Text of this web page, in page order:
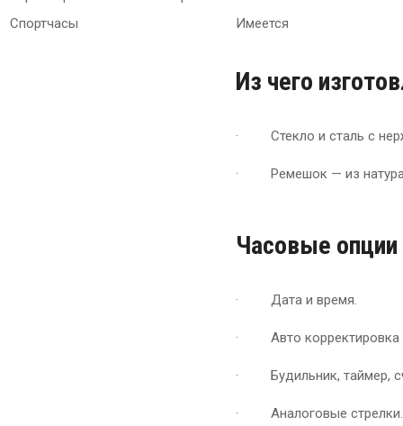
Спортчасы
Имеется
Из чего
· Стекло и сталь с
· Ремешок — из
Часовые опции
· Дата и время.
· Авто корректировка
· Будильник, таймер,
· Аналоговые стрелки.